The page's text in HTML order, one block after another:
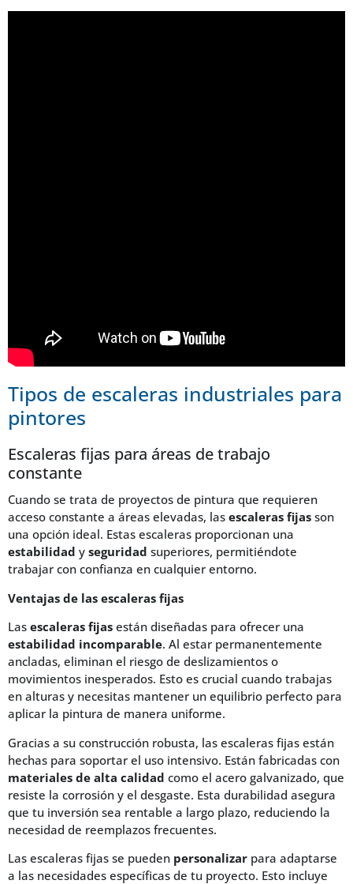
Tipos de escaleras industriales para
pintores
Escaleras fijas para áreas de trabajo
constante
Cuando se trata de proyectos de pintura que requieren
acceso constante a áreas elevadas, las escaleras fijas son
una opción ideal. Estas escaleras proporcionan una
estabilidad y seguridad superiores, permitiéndote
trabajar con confianza en cualquier entorno.
Ventajas de las escaleras fijas
Las escaleras fijas están diseñadas para ofrecer una
estabilidad incomparable. Al estar permanentemente
ancladas, eliminan el riesgo de deslizamientos o
movimientos inesperados. Esto es crucial cuando trabajas
en alturas y necesitas mantener un equilibrio perfecto para
aplicar la pintura de manera uniforme.
Gracias a su construcción robusta, las escaleras fijas están
hechas para soportar el uso intensivo. Están fabricadas con
materiales de alta calidad como el acero galvanizado, que
resiste la corrosión y el desgaste. Esta durabilidad asegura
que tu inversión sea rentable a largo plazo, reduciendo la
necesidad de reemplazos frecuentes.
Las escaleras fijas se pueden personalizar para adaptarse
a las necesidades específicas de tu proyecto. Esto incluye